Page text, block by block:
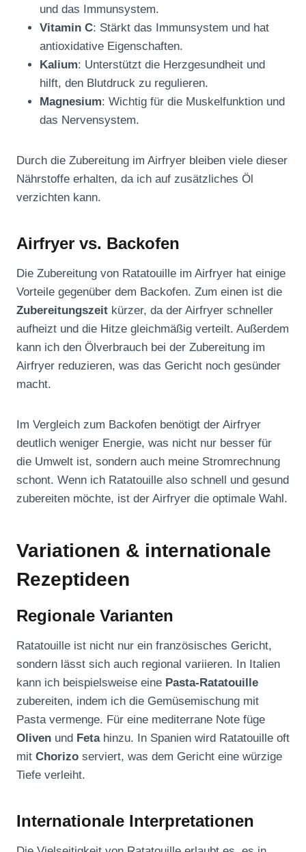
und das Immunsystem.
Vitamin C: Stärkt das Immunsystem und hat
antioxidative Eigenschaften.
Kalium: Unterstützt die Herzgesundheit und
hilft, den Blutdruck zu regulieren.
Magnesium: Wichtig für die Muskelfunktion und
das Nervensystem.
Durch die Zubereitung im Airfryer bleiben viele dieser
Nährstoffe erhalten, da ich auf zusätzliches Öl
verzichten kann.
Airfryer vs. Backofen
Die Zubereitung von Ratatouille im Airfryer hat einige
Vorteile gegenüber dem Backofen. Zum einen ist die
Zubereitungszeit kürzer, da der Airfryer schneller
aufheizt und die Hitze gleichmäßig verteilt. Außerdem
kann ich den Ölverbrauch bei der Zubereitung im
Airfryer reduzieren, was das Gericht noch gesünder
macht.
Im Vergleich zum Backofen benötigt der Airfryer
deutlich weniger Energie, was nicht nur besser für
die Umwelt ist, sondern auch meine Stromrechnung
schont. Wenn ich Ratatouille also schnell und gesund
zubereiten möchte, ist der Airfryer die optimale Wahl.
Variationen & internationale
Rezeptideen
Regionale Varianten
Ratatouille ist nicht nur ein französisches Gericht,
sondern lässt sich auch regional variieren. In Italien
kann ich beispielsweise eine Pasta-Ratatouille
zubereiten, indem ich die Gemüsemischung mit
Pasta vermenge. Für eine mediterrane Note füge
Oliven und Fetahinzu. In Spanien wird Ratatouille oft
mit Chorizo serviert, was dem Gericht eine würzige
Tiefe verleiht.
Internationale Interpretationen